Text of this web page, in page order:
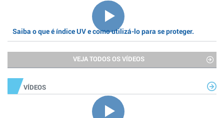
Saiba o que é índice UV e como utilizá-lo para se proteger.
VEJA TODOS OS VÍDEOS
VÍDEOS